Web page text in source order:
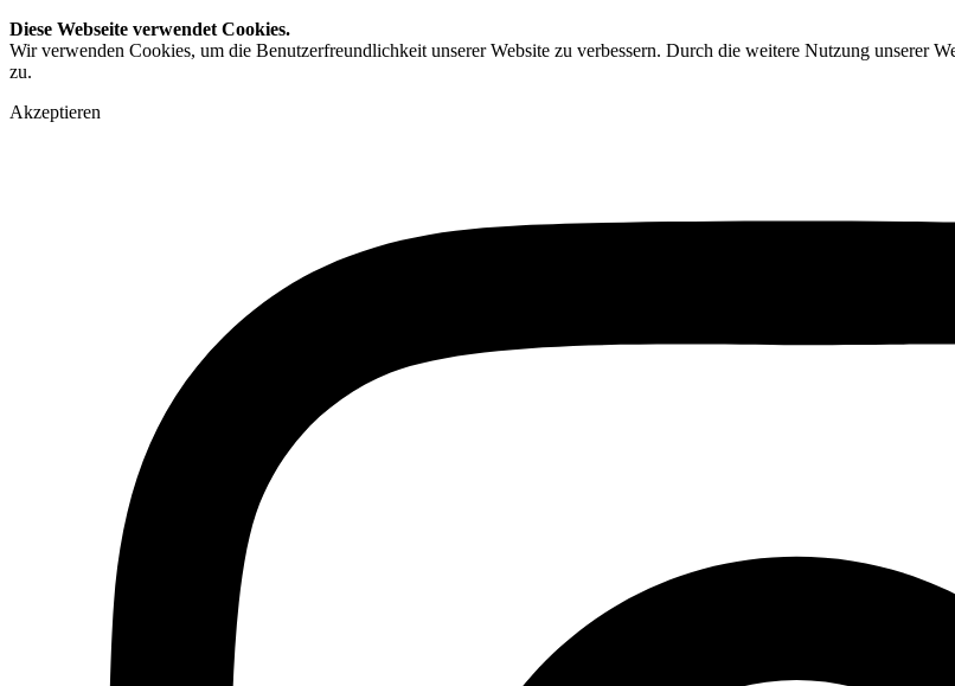
Diese Webseite verwendet Cookies.
Wir verwenden Cookies, um die Benutzerfreundlichkeit unserer Website zu verbessern. Durch die weitere Nutzung unserer
zu.
Akzeptieren